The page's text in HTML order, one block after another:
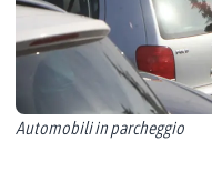
Automobili in parcheggio